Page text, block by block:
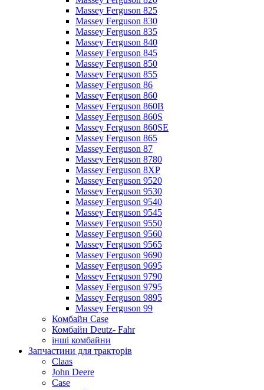
Massey Ferguson 825
Massey Ferguson 830
Massey Ferguson 835
Massey Ferguson 840
Massey Ferguson 845
Massey Ferguson 850
Massey Ferguson 855
Massey Ferguson 86
Massey Ferguson 860
Massey Ferguson 860B
Massey Ferguson 860S
Massey Ferguson 860SE
Massey Ferguson 865
Massey Ferguson 87
Massey Ferguson 8780
Massey Ferguson 8XP
Massey Ferguson 9520
Massey Ferguson 9530
Massey Ferguson 9540
Massey Ferguson 9545
Massey Ferguson 9550
Massey Ferguson 9560
Massey Ferguson 9565
Massey Ferguson 9690
Massey Ferguson 9695
Massey Ferguson 9790
Massey Ferguson 9795
Massey Ferguson 9895
Massey Ferguson 99
Комбайн Case
Комбайн Deutz- Fahr
інші комбайни
Запчастини для тракторів
Claas
John Deere
Case